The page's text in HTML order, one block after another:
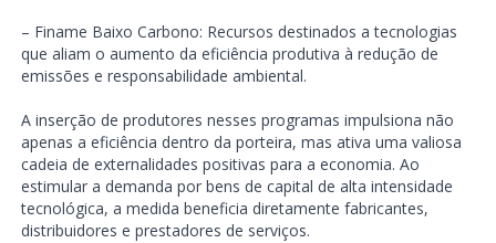
– Finame Baixo Carbono: Recursos destinados a tecnologias
que aliam o aumento da eficiência produtiva à redução de
emissões e responsabilidade ambiental.
A inserção de produtores nesses programas impulsiona não
apenas a eficiência dentro da porteira, mas ativa uma valiosa
cadeia de externalidades positivas para a economia. Ao
estimular a demanda por bens de capital de alta intensidade
tecnológica, a medida beneficia diretamente fabricantes,
distribuidores e prestadores de serviços.